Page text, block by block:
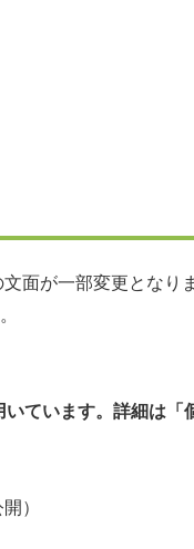
面が一部変更となり
ています。詳細は「
）